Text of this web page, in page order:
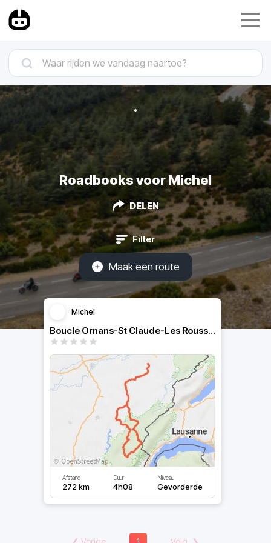
Roadbooks voor Michel
DELEN
Filter
Maak een route
Michel
Boucle Ornans-St Claude-Les Rousses-Ornans
Afstand
272 km
Duur
4h08
Niveau
Gevorderde